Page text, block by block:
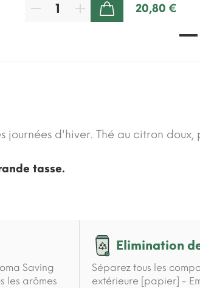
20,80 €
journées d'hiver. Thé au citron
tasse.
Saving
les arômes
Elimination
Séparez tous les
extérieure [papier] -